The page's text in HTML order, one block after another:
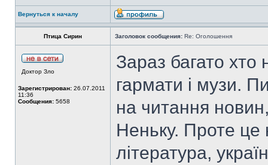
Вернуться к началу
Птица Сирин Заголовок сообщения: Re: Оголошення
Доктор Зло
Зарегистрирован: 26.07.2011
11:36
Сообщения: 5658
Зараз багато хто
гармати і музи.
на читання
Неньку. Проте це
література,